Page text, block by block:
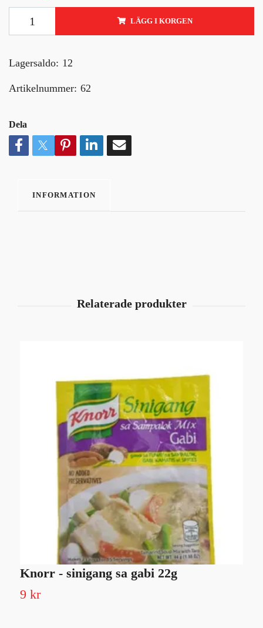
LÄGG I KORGEN
Lagersaldo: 12
Artikelnummer: 62
Dela
INFORMATION
Knorr - sinigang sa gabi 22g
9 kr